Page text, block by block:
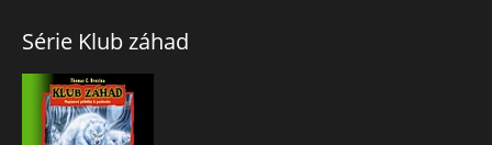
Obsah:
1. Vítej v Klubu záhad
2. Varování
3. Tajemný únos
Série Klub záhad